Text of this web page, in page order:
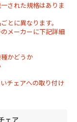
された規格はありま
とに異なります。
メーカーに下記詳細
かどうか
チェアへの取り付け
ェア